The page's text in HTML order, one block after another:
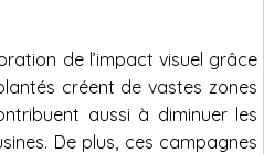
de l’impact visuel grâce
créent de vastes zones
aussi à diminuer les
De plus, ces campagnes